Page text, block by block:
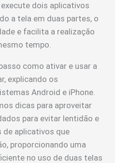
dois aplicativos
a tela em duas partes, o
e facilita a realização
tempo.
como ativar e usar a
explicando os
Android e iPhone.
dicas para aproveitar
para evitar lentidão e
de aplicativos que
proporcionando uma
no uso de duas telas